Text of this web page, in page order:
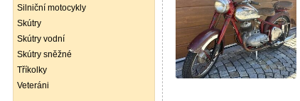
Silniční motocykly
Skútry
Skútry vodní
Skútry sněžné
Tříkolky
Veteráni